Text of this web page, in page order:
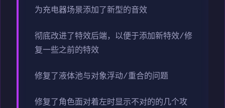
为充电器场景添加了新型的音效
彻底改进了特效后端，以便于添加新特效/修
复一些之前的特效
修复了液体池与对象浮动/重合的问题
修复了角色面对着左时显示不对的的几个攻